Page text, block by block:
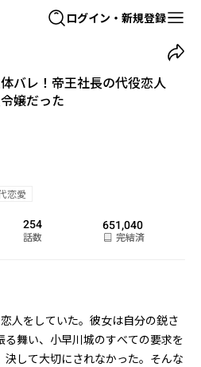
ログイン・新規登録
バレ！帝王社長の代役恋人
嬢だった
恋愛
254
話数
651,040
完結済
人をしていた。彼女は自分の鋭さ
舞い、小早川城のすべての要求を
して大切にされなかった。そんな